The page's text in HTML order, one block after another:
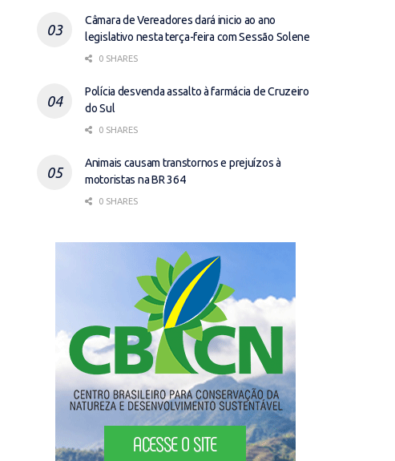
Câmara de Vereadores dará inicio ao ano
legislativo nesta terça-feira com Sessão Solene
0 SHARES
Polícia desvenda assalto à farmácia de Cruzeiro
do Sul
0 SHARES
Animais causam transtornos e prejuízos à
motoristas na BR 364
0 SHARES